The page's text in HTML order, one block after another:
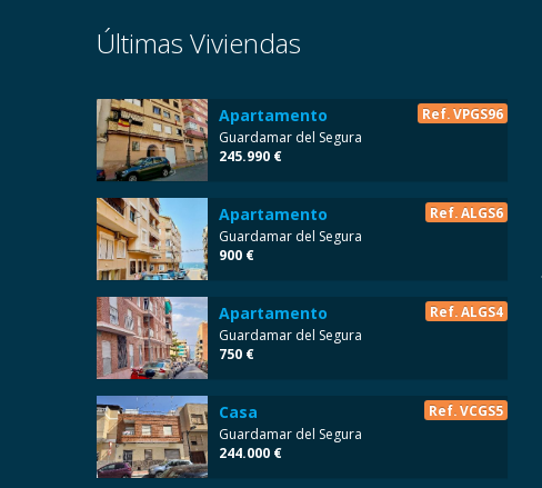
Últimas Viviendas
Apartamento Ref. VPGS96
Guardamar del Segura
245.990 €
Apartamento Ref. ALGS6
Guardamar del Segura
900 €
Apartamento Ref. ALGS4
Guardamar del Segura
750 €
Casa Ref. VCGS5
Guardamar del Segura
244.000 €